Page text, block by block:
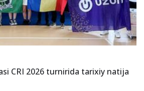
CRI 2026 turnirida tarixiy natija